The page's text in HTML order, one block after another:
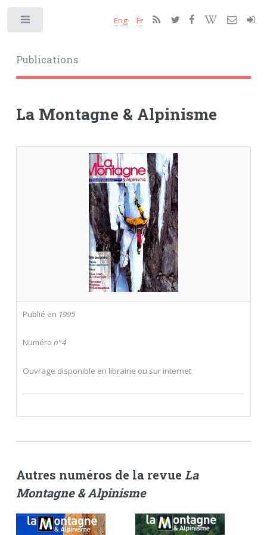
Publications
Eng Fr
La Montagne & Alpinisme
Publié en 1995
Numéro n°4
Ouvrage disponible en librairie ou sur internet
Autres numéros de la revue La
Montagne & Alpinisme